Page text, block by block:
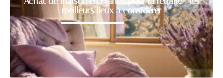
meilleurs lieux à considérer